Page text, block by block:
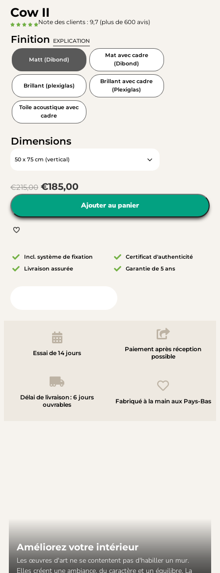
Cow II
Note des clients : 9,7 (plus de 600 avis)
Finition EXPLICATION
Matt (Dibond)
Mat avec cadre
(Dibond)
Brillant (plexiglas)
Brillant avec cadre
(Plexiglas)
Toile acoustique avec
cadre
Dimensions
€215,00 €185,00
Ajouter au panier
Incl. système de fixation
Livraison assurée
Certificat d'authenticité
Garantie de 5 ans
Essai de 14 jours
Paiement après réception
possible
Délai de livraison : 6 jours
ouvrables
Fabriqué à la main aux Pays-Bas
Améliorez votre intérieur
Les œuvres d'art ne se contentent pas d'habiller un mur.
Elles créent une ambiance, du caractère et un équilibre. La